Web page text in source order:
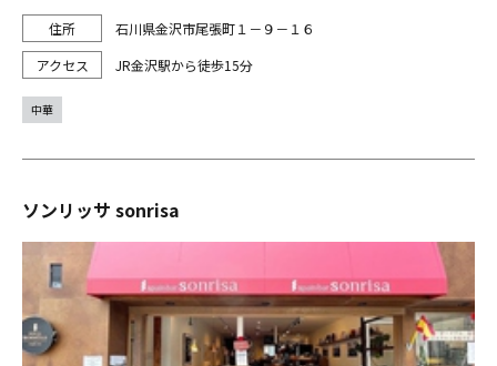
石川県金沢市尾張町１－９－１６
JR金沢駅から徒歩15分
中華
ソンリッサ sonrisa